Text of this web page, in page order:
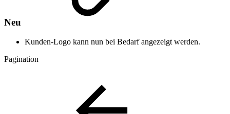
Neu
Kunden-Logo kann nun bei Bedarf angezeigt werden.
Pagination